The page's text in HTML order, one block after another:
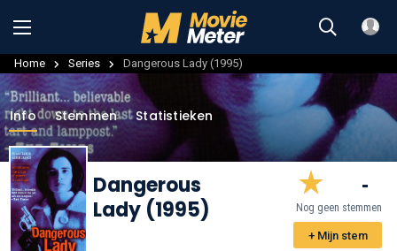
Home Series Dangerous Lady (1995)
Info Stemmen Statistieken
Dangerous
Lady (1995)
-
Nog geen stemmen
+ Mijn stem